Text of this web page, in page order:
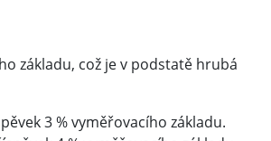
základu, což je v podstatě hrubá
3 % vyměřovacího základu.